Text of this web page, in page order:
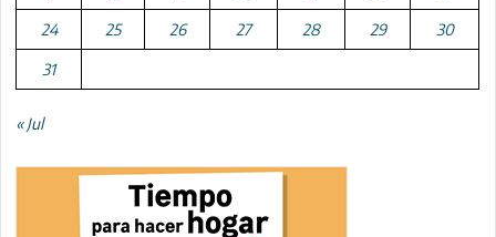
24 25 26 27 28 29 30
31
« Jul